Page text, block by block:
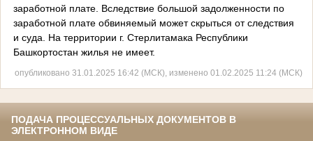
заработной плате. Вследствие большой задолженности по
заработной плате обвиняемый может скрыться от следствия
и суда. На территории г. Стерлитамака Республики
Башкортостан жилья не имеет.
опубликовано 31.01.2025 16:42 (МСК), изменено 01.02.2025 11:24 (МСК)
ПОДАЧА ПРОЦЕССУАЛЬНЫХ ДОКУМЕНТОВ В
ЭЛЕКТРОННОМ ВИДЕ